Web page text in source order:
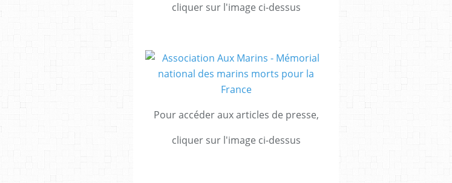
cliquer sur l'image ci-dessus
Pour accéder aux articles de presse,
cliquer sur l'image ci-dessus